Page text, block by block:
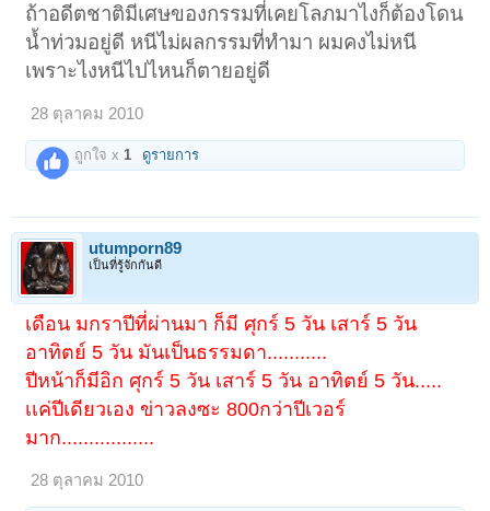
ถ้าอดีตชาติมีเศษของกรรมที่เคยโลภมาไงก็ต้องโดน
น้ำท่วมอยู่ดี หนีไม่ผลกรรมที่ทำมา ผมคงไม่หนี
เพราะไงหนีไปไหนก็ตายอยู่ดี
28 ตุลาคม 2010
ถูกใจ x 1 ดูรายการ
utumporn89
เป็นที่รู้จักกันดี
เดือน มกราปีที่ผ่านมา ก็มี ศุกร์ 5 วัน เสาร์ 5 วัน
อาทิตย์ 5 วัน มันเป็นธรรมดา...........
ปีหน้าก็มีอิก ศุกร์ 5 วัน เสาร์ 5 วัน อาทิตย์ 5 วัน.....
เเค่ปีเดียวเอง ข่าวลงซะ 800กว่าปีเวอร์
มาก.................
28 ตุลาคม 2010